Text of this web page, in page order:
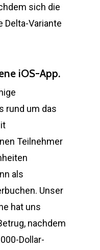
sich die
Delta-Variante
iOS-App.
rund um das
Teilnehmer
als
Unser
hat uns
nachdem
Dollar-